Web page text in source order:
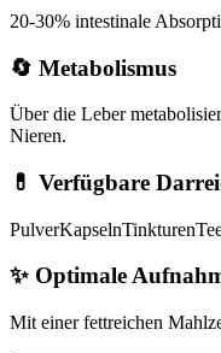
20-30% intestinale
🔄 Metabolismus
Über die Leber
Nieren.
💊 Verfügbare
PulverKapselnTinkturen
✨ Optimale
Mit einer fettreichen